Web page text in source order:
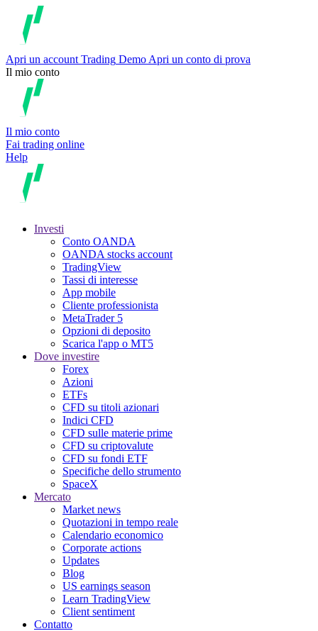
Apri un account Trading Demo Apri un conto di prova
Il mio conto
Il mio conto
Fai trading online
Help
Investi
Conto OANDA
OANDA stocks account
TradingView
Tassi di interesse
App mobile
Cliente professionista
MetaTrader 5
Opzioni di deposito
Scarica l'app o MT5
Dove investire
Forex
Azioni
ETFs
CFD su titoli azionari
Indici CFD
CFD sulle materie prime
CFD su criptovalute
CFD su fondi ETF
Specifiche dello strumento
SpaceX
Mercato
Market news
Quotazioni in tempo reale
Calendario economico
Corporate actions
Updates
Blog
US earnings season
Learn TradingView
Client sentiment
Contatto